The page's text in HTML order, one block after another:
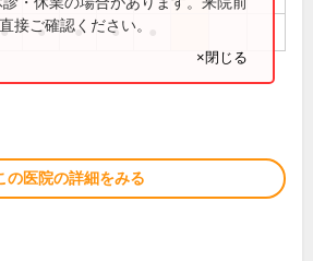
● ● ● ●
接ご確認ください。
×閉じる
の医院の詳細をみる